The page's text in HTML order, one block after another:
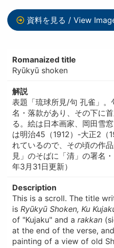
資料を見る / View
Romanaized title
Ryūkyū shoken
解説
表題「琉球所見/句 孔雀」。
名・落款があり、その下に
る。絵は日本画家、岡田雪
は明治45（1912）-大正2（
れているので、その頃の作
見」のそばに「清」の署名
年3月31日更新）
Description
This is a scroll. The title
is Ryūkyū Shoken, Ku
of "Kujaku" and a rakkan
at the end of the verse,
painting of a view of old